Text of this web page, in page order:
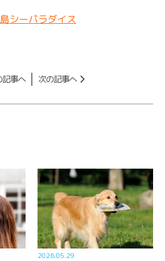
シーパラダイス
記事へ 次の記事へ
2026.05.29